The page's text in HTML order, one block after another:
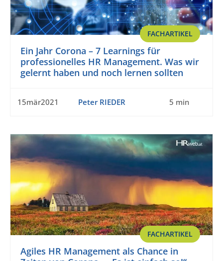
FACHARTIKEL
Ein Jahr Corona – 7 Learnings für
professionelles HR Management. Was wir
gelernt haben und noch lernen sollten
15mär2021 Peter RIEDER 5 min
FACHARTIKEL
Agiles HR Management als Chance in